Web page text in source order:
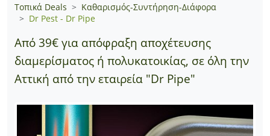
Τοπικά Deals
Καθαρισμός-Συντήρηση-Διάφορα
Dr Pest - Dr Pipe
Από 39€ για απόφραξη αποχέτευσης
διαμερίσματος ή πολυκατοικίας, σε όλη την
Αττική από την εταιρεία "Dr Pipe"